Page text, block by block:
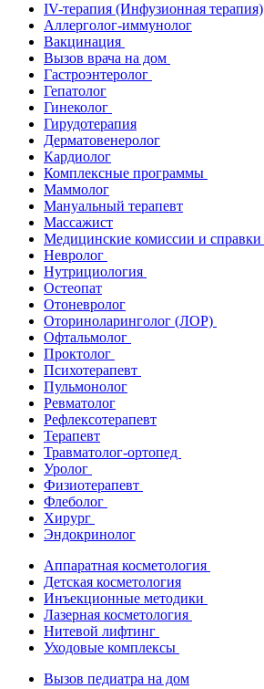
IV-терапия (Инфузионная терапия)
Аллерголог-иммунолог
Вакцинация
Вызов врача на дом
Гастроэнтеролог
Гепатолог
Гинеколог
Гирудотерапия
Дерматовенеролог
Кардиолог
Комплексные программы
Маммолог
Мануальный терапевт
Массажист
Медицинские комиссии и справки
Невролог
Нутрициология
Остеопат
Отоневролог
Оториноларинголог (ЛОР)
Офтальмолог
Проктолог
Психотерапевт
Пульмонолог
Ревматолог
Рефлексотерапевт
Терапевт
Травматолог-ортопед
Уролог
Физиотерапевт
Флеболог
Хирург
Эндокринолог
Аппаратная косметология
Детская косметология
Инъекционные методики
Лазерная косметология
Нитевой лифтинг
Уходовые комплексы
Вызов педиатра на дом